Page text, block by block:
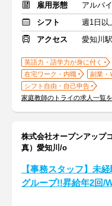
雇用形態
アルバ
シフト
週1日以
アクセス
愛知川駅
英語力・語学力が身に付く
在宅ワーク・内職
副業・
シフト自由・自己申告
家庭教師のトライの求人一覧
株式会社オープンアップ
真）愛知川/o
【事務スタッフ】未
グループ!!昇給年2回/